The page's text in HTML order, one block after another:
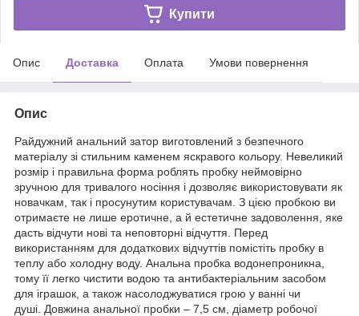
Купити
Опис Доставка Оплата Умови повернення
Опис
Райдужний анальний затор виготовлений з безпечного
матеріалу зі стильним каменем яскравого кольору. Невеликий
розмір і правильна форма роблять пробку неймовірно
зручною для тривалого носіння і дозволяє використовувати як
новачкам, так і просунутим користувачам. З цією пробкою ви
отримаєте не лише еротичне, а й естетичне задоволення, яке
дасть відчути нові та неповторні відчуття. Перед
використанням для додаткових відчуттів помістіть пробку в
теплу або холодну воду. Анальна пробка водонепроникна,
тому її легко чистити водою та антибактеріальним засобом
для іграшок, а також насолоджуватися грою у ванні чи
душі. Довжина анальної пробки – 7,5 см, діаметр робочої